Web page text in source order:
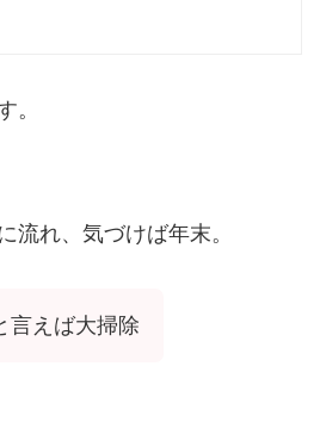
。
流れ、気づけば年末。
言えば大掃除